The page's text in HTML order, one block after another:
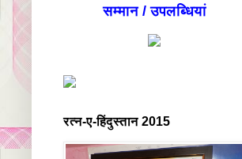
सम्मान / उपलब्धियां
रत्न-ए-हिंदुस्तान 2015